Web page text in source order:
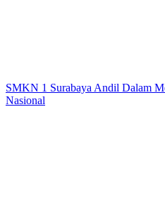
SMKN 1 Surabaya Andil Dalam
Nasional